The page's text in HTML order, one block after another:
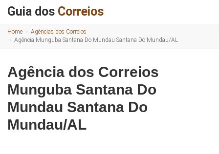
Guia dos Correios
Home
Agências dos Correios
Agência Munguba Santana Do Mundau Santana Do Mundau/AL
Agência dos Correios
Munguba Santana Do
Mundau Santana Do
Mundau/AL